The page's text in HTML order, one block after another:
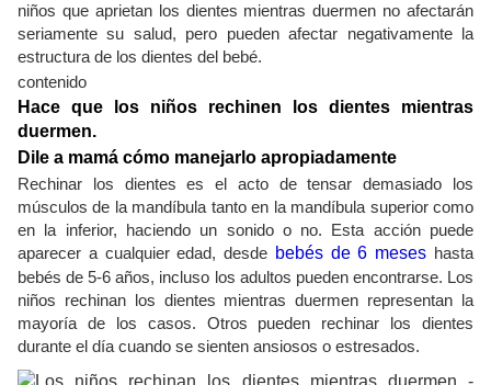
niños que aprietan los dientes mientras duermen no afectarán
seriamente su salud, pero pueden afectar negativamente la
estructura de los dientes del bebé.
contenido
Hace que los niños rechinen los dientes mientras
duermen.
Dile a mamá cómo manejarlo apropiadamente
Rechinar los dientes es el acto de tensar demasiado los
músculos de la mandíbula tanto en la mandíbula superior como
en la inferior, haciendo un sonido o no. Esta acción puede
aparecer a cualquier edad, desde bebés de 6 meses hasta
bebés de 5-6 años, incluso los adultos pueden encontrarse. Los
niños rechinan los dientes mientras duermen representan la
mayoría de los casos. Otros pueden rechinar los dientes
durante el día cuando se sienten ansiosos o estresados.